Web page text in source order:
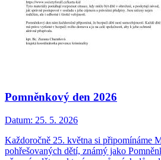
Pomněnkový den 2026
Datum: 25. 5. 2026
Každoročně 25. května si připomínáme
pohřešovaných dětí, známý jako